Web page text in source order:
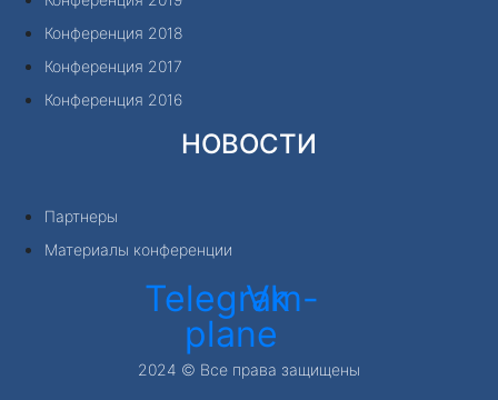
Конференция 2018
Конференция 2017
Конференция 2016
НОВОСТИ
Партнеры
Материалы конференции
Telegram-
plane
Vk
2024 © Все права защищены